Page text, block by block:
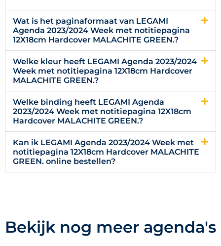
Wat is het paginaformaat van LEGAMI
Agenda 2023/2024 Week met notitiepagina
12X18cm Hardcover MALACHITE GREEN.?
Welke kleur heeft LEGAMI Agenda 2023/2024
Week met notitiepagina 12X18cm Hardcover
MALACHITE GREEN.?
Welke binding heeft LEGAMI Agenda
2023/2024 Week met notitiepagina 12X18cm
Hardcover MALACHITE GREEN.?
Kan ik LEGAMI Agenda 2023/2024 Week met
notitiepagina 12X18cm Hardcover MALACHITE
GREEN. online bestellen?
Bekijk nog meer agenda's